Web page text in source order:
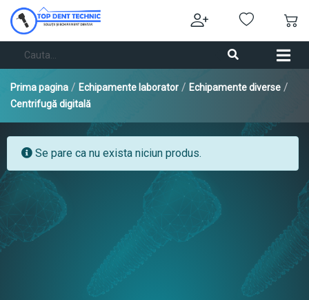
Prima pagina / Echipamente laborator / Echipamente diverse /
Centrifugă digitală
Se pare ca nu exista niciun produs.